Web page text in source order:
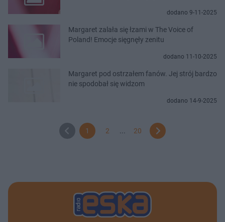
dodano 9-11-2025
Margaret zalała się łzami w The Voice of
Poland! Emocje sięgnęły zenitu
dodano 11-10-2025
Margaret pod ostrzałem fanów. Jej strój bardzo
nie spodobał się widzom
dodano 14-9-2025
1 2 20